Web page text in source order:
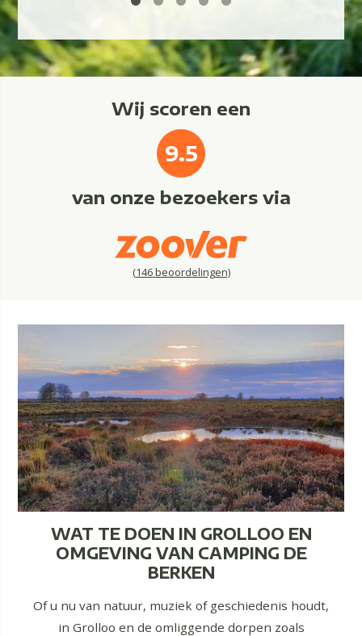
Wij scoren een
9.5
van onze bezoekers via
(146beoordelingen)
WAT TE DOEN IN GROLLOO EN
OMGEVING VAN CAMPING DE
BERKEN
Of u nu van natuur, muziek of geschiedenis houdt,
in Grolloo en de omliggende dorpen zoals